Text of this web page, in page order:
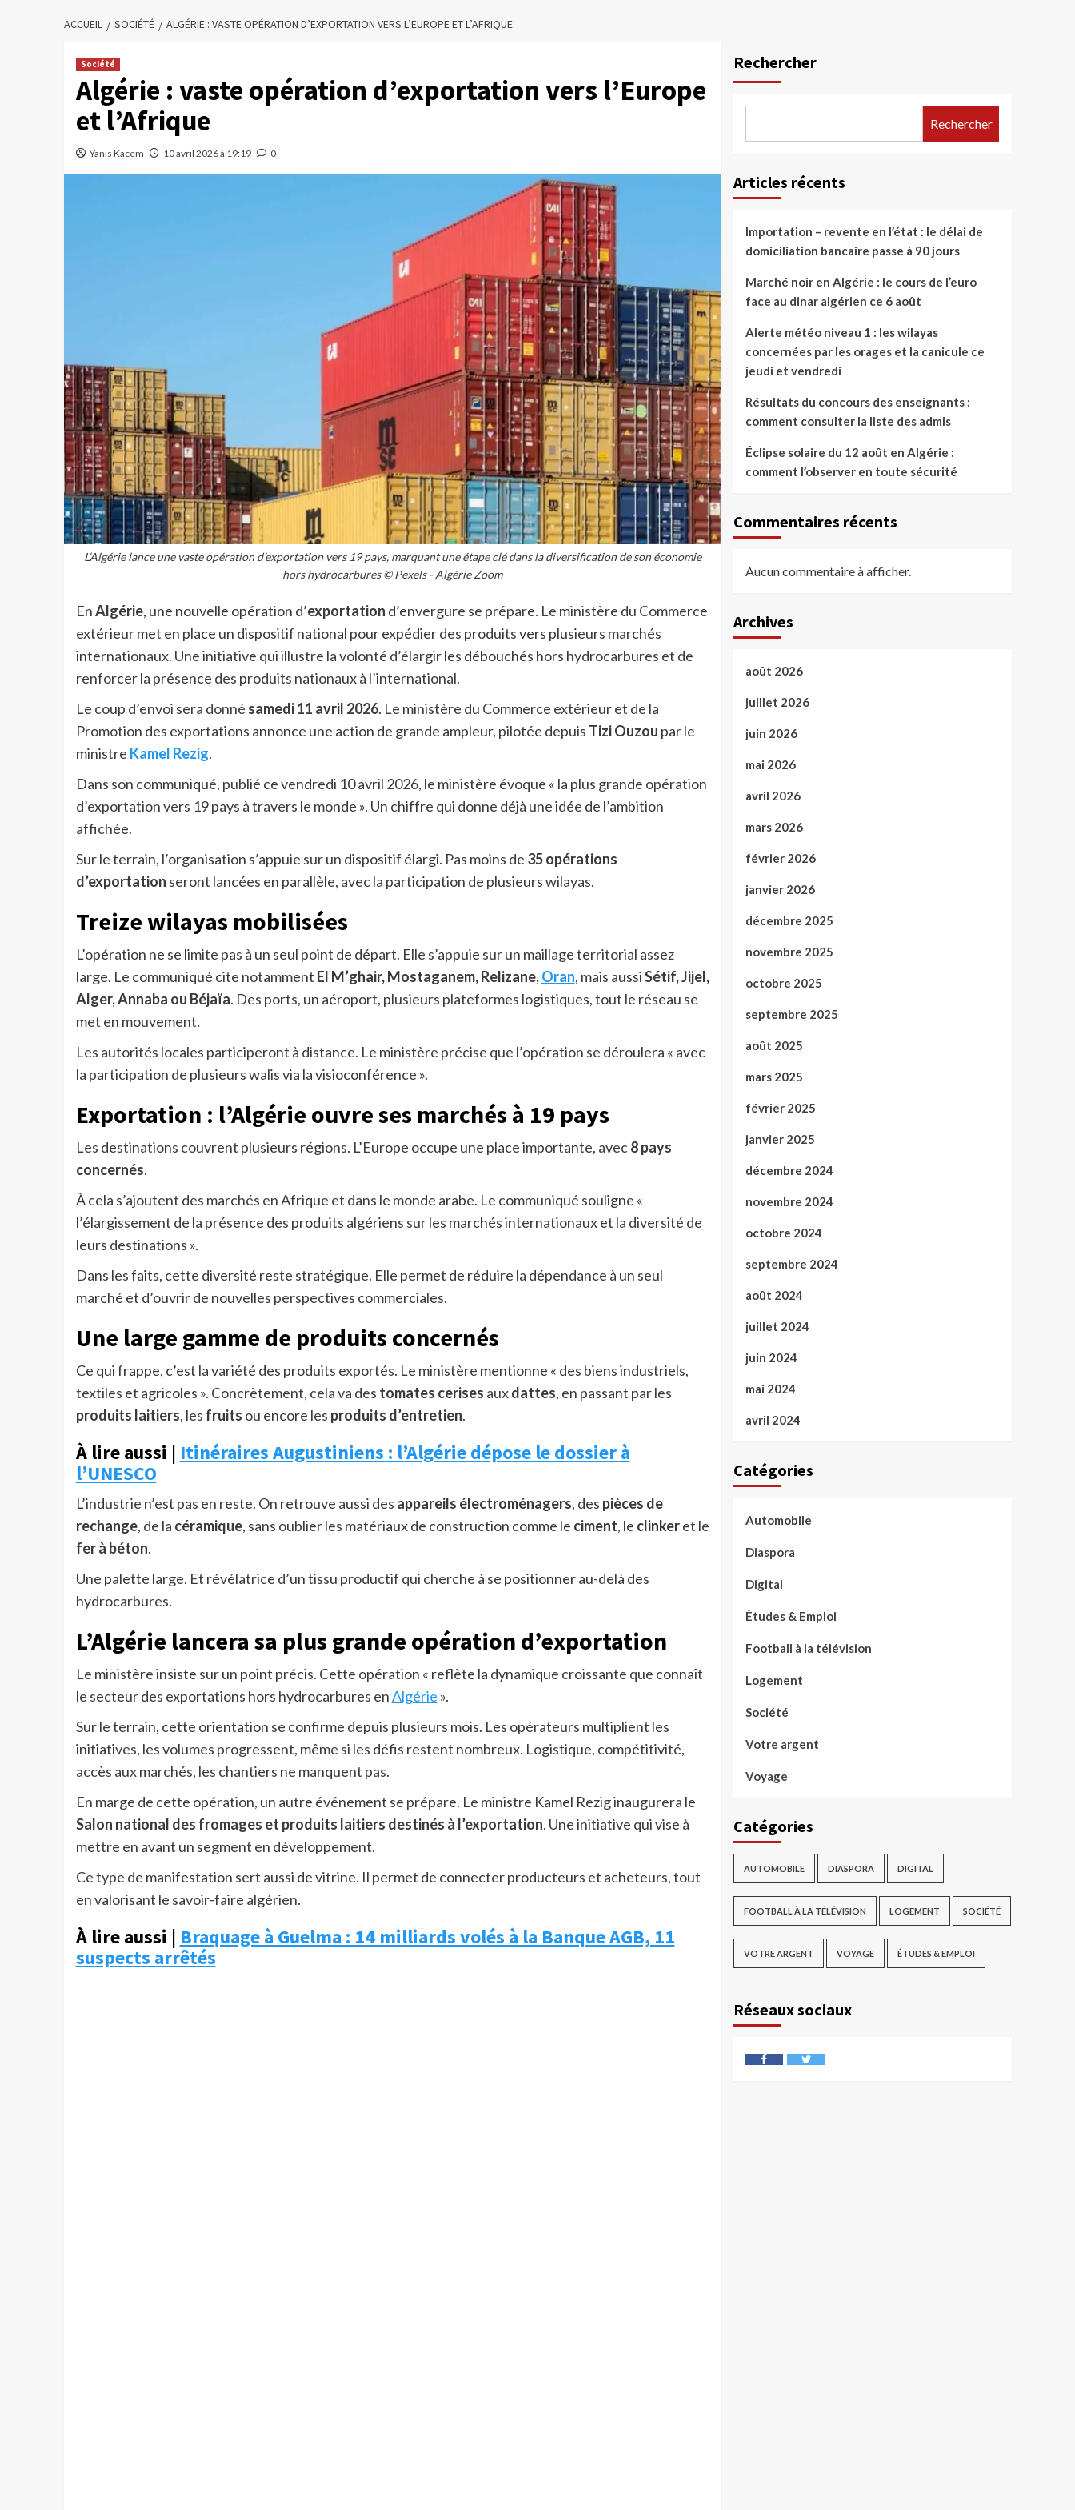
ACCUEIL SOCIÉTÉ ALGÉRIE : VASTE OPÉRATION D’EXPORTATION VERS L’EUROPE ET L’AFRIQUE
Société
Algérie : vaste opération d’exportation vers l’Europe
et l’Afrique
Yanis Kacem 10 avril 2026 à 19:19 0
L’Algérie lance une vaste opération d’exportation vers 19 pays, marquant une étape clé dans la diversification de son économie
hors hydrocarbures © Pexels - Algérie Zoom
EnAlgérie, une nouvelle opération d’exportation d’envergure se prépare. Le ministère du Commerce
extérieur met en place un dispositif national pour expédier des produits vers plusieurs marchés
internationaux. Une initiative qui illustre la volonté d’élargir les débouchés hors hydrocarbures et de
renforcer la présence des produits nationaux à l’international.
Le coup d’envoi sera donné samedi 11 avril 2026. Le ministère du Commerce extérieur et de la
Promotion des exportations annonce une action de grande ampleur, pilotée depuis Tizi Ouzou par le
ministre Kamel Rezig.
Dans son communiqué, publié ce vendredi 10 avril 2026, le ministère évoque « la plus grande opération
d’exportation vers 19 pays à travers le monde ». Un chiffre qui donne déjà une idée de l’ambition
affichée.
Sur le terrain, l’organisation s’appuie sur un dispositif élargi. Pas moins de 35 opérations
d’exportation seront lancées en parallèle, avec la participation de plusieurs wilayas.
Treize wilayas mobilisées
L’opération ne se limite pas à un seul point de départ. Elle s’appuie sur un maillage territorial assez
large. Le communiqué cite notamment El M’ghair, Mostaganem, Relizane,Oran, mais aussiSétif, Jijel,
Alger, Annaba ou Béjaïa. Des ports, un aéroport, plusieurs plateformes logistiques, tout le réseau se
met en mouvement.
Les autorités locales participeront à distance. Le ministère précise que l’opération se déroulera « avec
la participation de plusieurs walis via la visioconférence ».
Exportation : l’Algérie ouvre ses marchés à 19 pays
Les destinations couvrent plusieurs régions. L’Europe occupe une place importante, avec8 pays
concernés.
À cela s’ajoutent des marchés en Afrique et dans le monde arabe. Le communiqué souligne «
l’élargissement de la présence des produits algériens sur les marchés internationaux et la diversité de
leurs destinations ».
Dans les faits, cette diversité reste stratégique. Elle permet de réduire la dépendance à un seul
marché et d’ouvrir de nouvelles perspectives commerciales.
Une large gamme de produits concernés
Ce qui frappe, c’est la variété des produits exportés. Le ministère mentionne « des biens industriels,
textiles et agricoles ». Concrètement, cela va des tomates cerises auxdattes, en passant par les
produits laitiers, les fruits ou encore les produits d’entretien.
À lire aussi | Itinéraires Augustiniens : l’Algérie dépose le dossier à
l’UNESCO
L’industrie n’est pas en reste. On retrouve aussi des appareils électroménagers, des pièces de
rechange, de la céramique, sans oublier les matériaux de construction comme le ciment, le clinkeret le
fer à béton.
Une palette large. Et révélatrice d’un tissu productif qui cherche à se positionner au-delà des
hydrocarbures.
L’Algérie lancera sa plus grande opération d’exportation
Le ministère insiste sur un point précis. Cette opération « reflète la dynamique croissante que connaît
le secteur des exportations hors hydrocarbures enAlgérie ».
Sur le terrain, cette orientation se confirme depuis plusieurs mois. Les opérateurs multiplient les
initiatives, les volumes progressent, même si les défis restent nombreux. Logistique, compétitivité,
accès aux marchés, les chantiers ne manquent pas.
En marge de cette opération, un autre événement se prépare. Le ministre Kamel Rezig inaugurera le
Salon national des fromages et produits laitiers destinés à l’exportation. Une initiative qui vise à
mettre en avant un segment en développement.
Ce type de manifestation sert aussi de vitrine. Il permet de connecter producteurs et acheteurs, tout
en valorisant le savoir-faire algérien.
À lire aussi | Braquage à Guelma : 14 milliards volés à la Banque AGB, 11
suspects arrêtés
Rechercher
Rechercher
Articles récents
Importation – revente en l’état : le délai de
domiciliation bancaire passe à 90 jours
Marché noir en Algérie : le cours de l’euro
face au dinar algérien ce 6 août
Alerte météo niveau 1 : les wilayas
concernées par les orages et la canicule ce
jeudi et vendredi
Résultats du concours des enseignants :
comment consulter la liste des admis
Éclipse solaire du 12 août en Algérie :
comment l’observer en toute sécurité
Commentaires récents
Aucun commentaire à afficher.
Archives
août 2026
juillet 2026
juin 2026
mai 2026
avril 2026
mars 2026
février 2026
janvier 2026
décembre 2025
novembre 2025
octobre 2025
septembre 2025
août 2025
mars 2025
février 2025
janvier 2025
décembre 2024
novembre 2024
octobre 2024
septembre 2024
août 2024
juillet 2024
juin 2024
mai 2024
avril 2024
Catégories
Automobile
Diaspora
Digital
Études & Emploi
Football à la télévision
Logement
Société
Votre argent
Voyage
Catégories
AUTOMOBILE DIASPORA DIGITAL
FOOTBALL À LA TÉLÉVISION LOGEMENT SOCIÉTÉ
VOTRE ARGENT VOYAGE ÉTUDES & EMPLOI
Réseaux sociaux